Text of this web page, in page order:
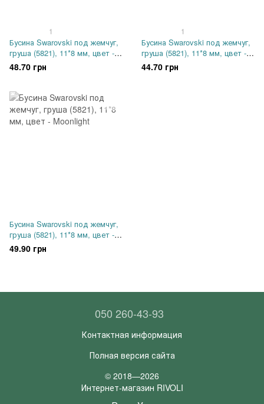
1
Бусина Swarovski под жемчуг,
груша (5821), 11*8 мм, цвет -
Iridescent Green
48.70 грн
1
Бусина Swarovski под жемчуг,
груша (5821), 11*8 мм, цвет -
White
44.70 грн
Бусина Swarovski под жемчуг,
груша (5821), 11*8 мм, цвет -
Moonlight
49.90 грн
050 260-43-93
Контактная информация
Полная версия сайта
© 2018—2026
Интернет-магазин RIVOLI